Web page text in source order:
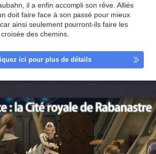
il a enfin accompli son rêve. Alliés
doit faire face à son passé pour mieux
ainsi seulement pourront-ils faire les
des chemins.
ici pour plus de détails